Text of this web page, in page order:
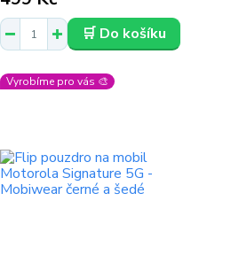
🛒 Do košíku
Vyrobíme pro vás 🎨